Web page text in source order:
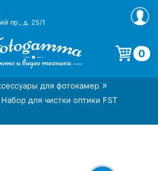
пр., д. 25/1
магазин фототехники
Gamma в СПб
фотоаксессуаров foto-
0
Корзина пуста.
для фотокамер »
Набор для чистки оптики FST